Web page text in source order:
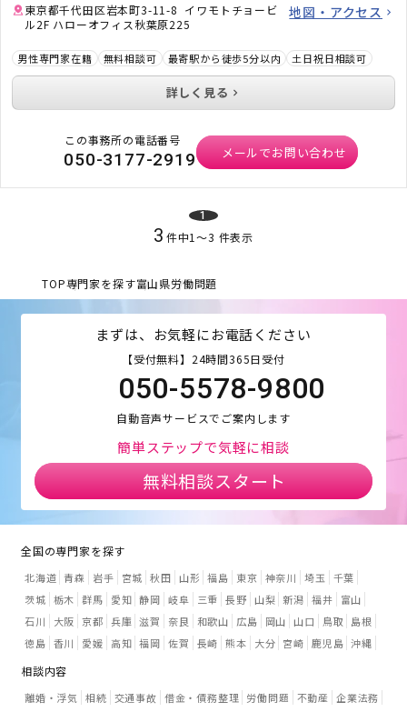
東京都千代田区岩本町3-11-8 イワモトチョービ
ル2F ハローオフィス秋葉原225
地図・アクセス
男性専門家在籍 無料相談可 最寄駅から徒歩5分以内 土日祝日相談可
詳しく見る
この事務所の電話番号
050-3177-2919 メールでお問い合わせ
1
3 件中1〜3 件表示
TOP専門家を探す富山県労働問題
まずは、お気軽にお電話ください
【受付無料】24時間365日受付
050-5578-9800
自動音声サービスでご案内します
簡単ステップで気軽に相談
無料相談スタート
全国の専門家を探す
北海道 青森 岩手 宮城 秋田 山形 福島 東京 神奈川 埼玉
千葉
茨城 栃木 群馬 愛知 静岡 岐阜 三重 長野 山梨 新潟 福井
富山
石川
大阪 京都 兵庫 滋賀 奈良 和歌山 広島 岡山 山口 鳥取
島根
徳島 香川 愛媛 高知 福岡 佐賀 長崎 熊本 大分 宮崎 鹿児島 沖縄
相談内容
離婚・浮気 相続 交通事故 借金・債務整理 労働問題 不動産 企業法務